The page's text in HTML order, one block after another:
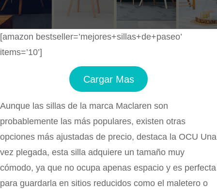
[amazon bestseller=’mejores+sillas+de+paseo’
items=’10’]
Cargar Mas
Aunque las sillas de la marca Maclaren son
probablemente las más populares, existen otras
opciones más ajustadas de precio, destaca la OCU Una
vez plegada, esta silla adquiere un tamaño muy
cómodo, ya que no ocupa apenas espacio y es perfecta
para guardarla en sitios reducidos como el maletero o